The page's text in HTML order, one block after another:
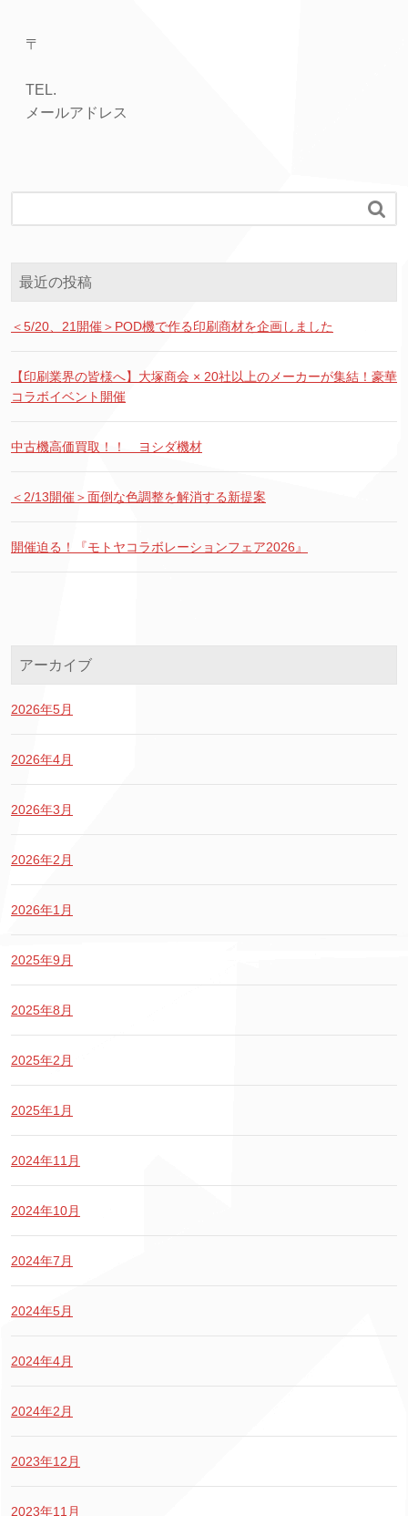
〒
TEL.
メールアドレス

最近の投稿
＜5/20、21開催＞POD機で作る印刷商材を企画しました
【印刷業界の皆様へ】大塚商会 × 20社以上のメーカーが集結！豪華
コラボイベント開催
中古機高価買取！！ ヨシダ機材
＜2/13開催＞面倒な色調整を解消する新提案
開催迫る！『モトヤコラボレーションフェア2026』
アーカイブ
2026年5月
2026年4月
2026年3月
2026年2月
2026年1月
2025年9月
2025年8月
2025年2月
2025年1月
2024年11月
2024年10月
2024年7月
2024年5月
2024年4月
2024年2月
2023年12月
2023年11月